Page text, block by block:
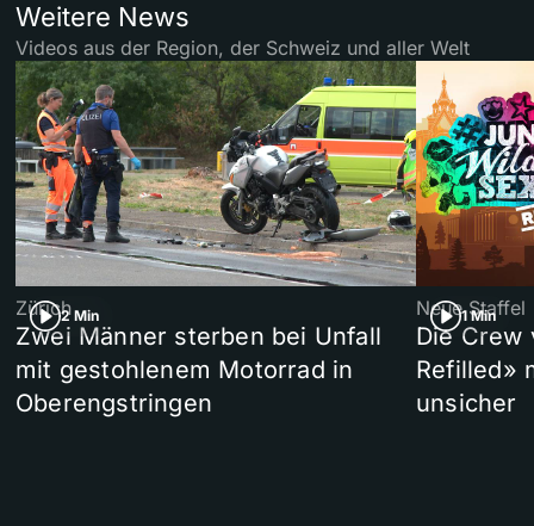
Weitere News
Videos aus der Region, der Schweiz und aller Welt
2 Min
Zürich
Zwei Männer sterben bei Unfall
mit gestohlenem Motorrad in
Oberengstringen
1 Min
Neue Staffel
Die Crew
Refilled»
unsicher